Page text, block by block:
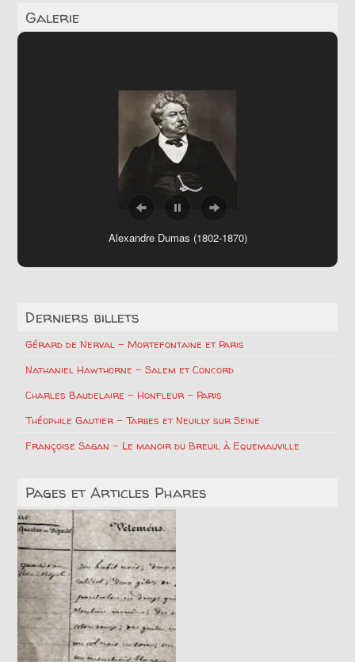
Galerie
Maxime Gorki
Derniers billets
Gérard de Nerval – Mortefontaine et Paris
Nathaniel Hawthorne – Salem et Concord
Charles Baudelaire – Honfleur – Paris
Théophile Gautier – Tarbes et Neuilly sur Seine
Françoise Sagan – Le manoir du Breuil à Equemauville
Pages et Articles Phares